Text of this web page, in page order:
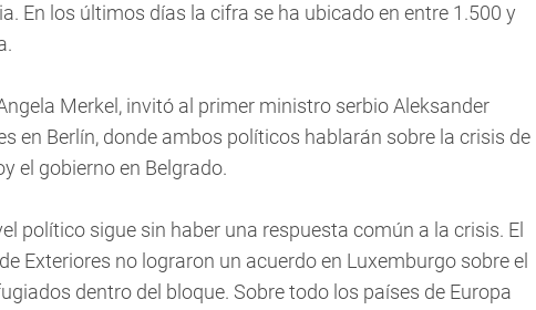
En los últimos días la cifra se ha ubicado en entre 1.500 y
Merkel, invitó al primer ministro serbio Aleksander
en Berlín, donde ambos políticos hablarán sobre la crisis de
el gobierno en Belgrado.
político sigue sin haber una respuesta común a la crisis. El
Exteriores no lograron un acuerdo en Luxemburgo sobre el
dentro del bloque. Sobre todo los países de Europa